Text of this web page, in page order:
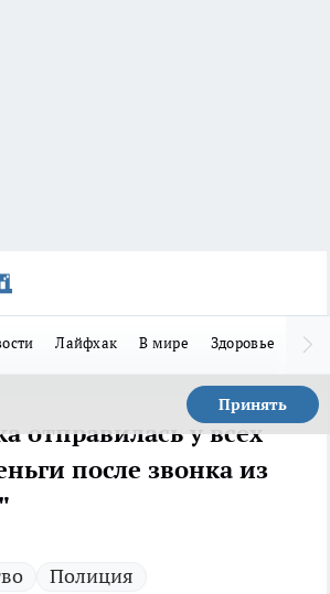
Лайфхак В мире Здоровье
Принять
отправилась у всех
после звонка из
Полиция